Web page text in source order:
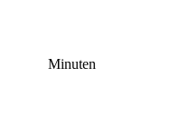
Minuten